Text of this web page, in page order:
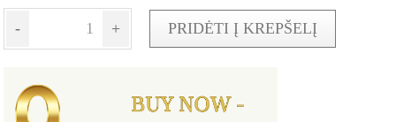
- + PRIDĖTI Į KREPŠELĮ